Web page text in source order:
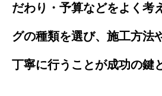
だわり・予算などをよく考
グの種類を選び、施工方法
丁寧に行うことが成功の鍵